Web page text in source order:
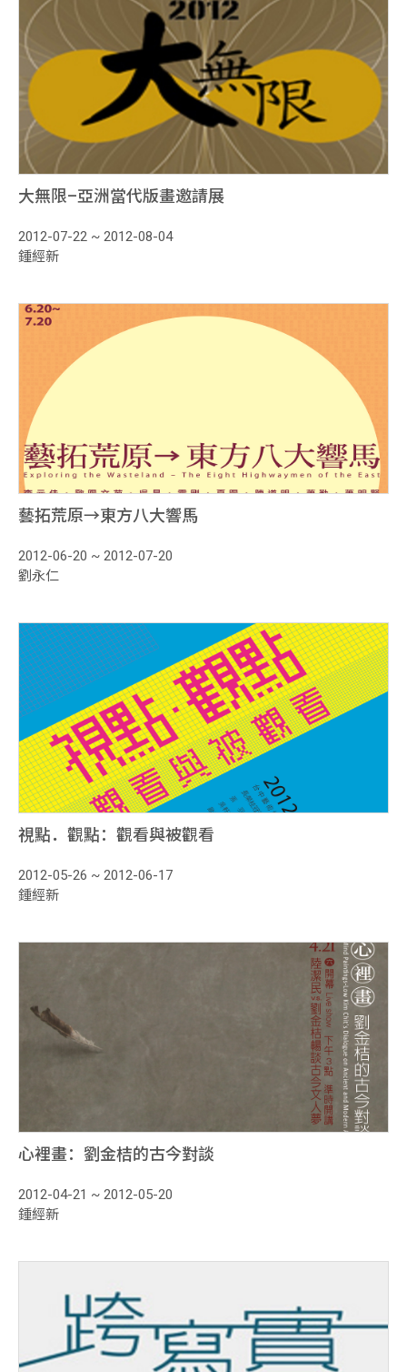
大無限–亞洲當代版畫邀請展
2012-07-22 ~ 2012-08-04
鍾經新
藝拓荒原→東方八大響馬
2012-06-20 ~ 2012-07-20
劉永仁
視點．觀點：觀看與被觀看
2012-05-26 ~ 2012-06-17
鍾經新
心裡畫：劉金桔的古今對談
2012-04-21 ~ 2012-05-20
鍾經新